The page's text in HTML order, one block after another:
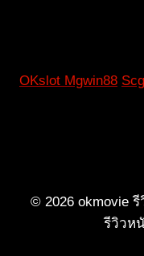
OKslot Mgwin88
© 2026 okmovie
รีวิวห